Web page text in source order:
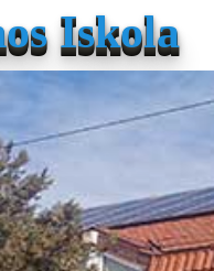
Iskola